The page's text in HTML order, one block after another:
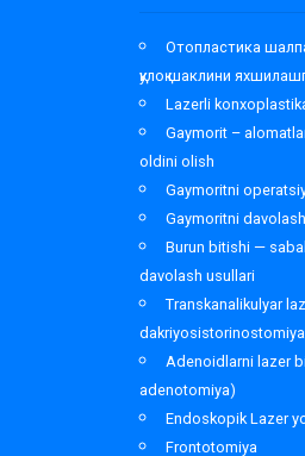
Отопластика
қулоқ шаклини
Lazerli
Gaymorit –
oldini olish
Gaymoritni
Gaymoritni davolash
Burun bitishi —
davolash usullari
Transkanalikulyar
dakriyosistorinostomiya
Adenoidlarni lazer
adenotomiya)
Endoskopik Lazer
Frontotomiya